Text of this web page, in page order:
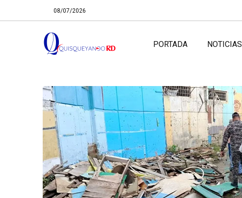
08/07/2026
PORTADA NOTICIAS